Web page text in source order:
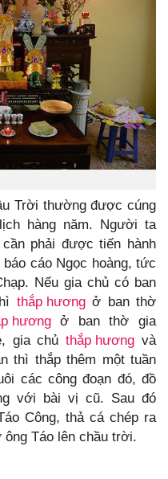
Trời thường được cúng
hàng năm. Người ta
phải được tiến hành
cáo Ngọc hoàng, tức
Nếu gia chủ có ban
thắp hươngở ban thờ
hươngở ban thờ gia
gia chủthắp hương và
thì thắp thêm một tuần
các công đoạn đó, đồ
với bài vị cũ. Sau đó
Công, thả cá chép ra
Táo lên chầu trời.